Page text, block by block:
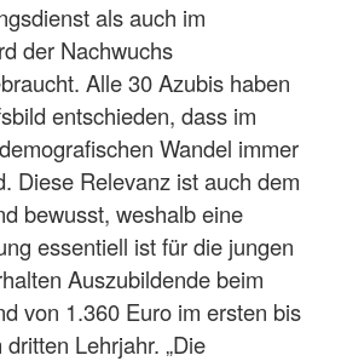
als auch im
der Nachwuchs
Alle 30 Azubis haben
entschieden, dass im
Wandel immer
Diese Relevanz ist auch dem
bewusst, weshalb eine
essentiell ist für die jungen
Auszubildende beim
von 1.360 Euro im ersten bis
Lehrjahr. „Die